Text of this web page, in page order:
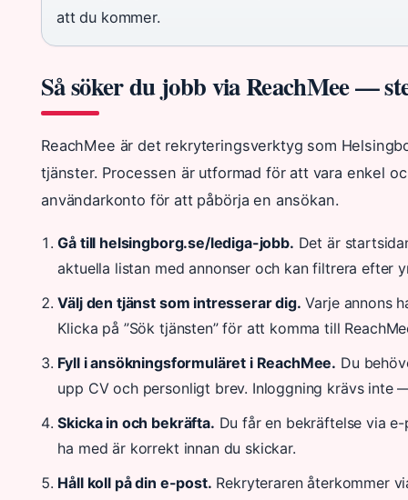
att du kommer.
Så söker du jobb via ReachMee —
ReachMee är det rekryteringsverktyg som
tjänster. Processen är utformad för att vara enkel
användarkonto för att påbörja en ansökan.
Gå till helsingborg.se/lediga-jobb. Det är
aktuella listan med annonser och kan filtrera efter
Välj den tjänst som intresserar dig. Varje annons
Klicka på ”Sök tjänsten” för att komma till
Fyll i ansökningsformuläret i ReachMee. Du
upp CV och personligt brev. Inloggning krävs inte
Skicka in och bekräfta. Du får en bekräftelse via
ha med är korrekt innan du skickar.
Håll koll på din e-post. Rekryteraren återkommer